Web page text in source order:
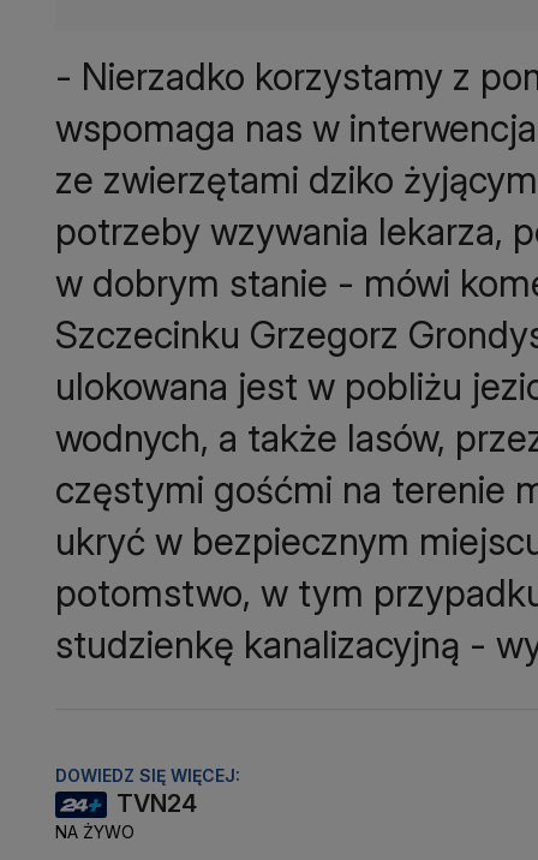
- Nierzadko korzystamy z
wspomaga nas w
ze zwierzętami dziko
potrzeby wzywania lekarza,
w dobrym stanie - mówi
Szczecinku Grzegorz
ulokowana jest w pobliżu
wodnych, a także lasów,
częstymi gośćmi na terenie
ukryć w bezpiecznym
potomstwo, w tym
studzienkę kanalizacyjną -
DOWIEDZ SIĘ WIĘCEJ:
TVN24
NA ŻYWO